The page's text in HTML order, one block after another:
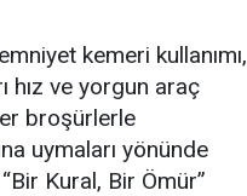
kemeri kullanımı,
hız ve yorgun araç
broşürlerle
uymaları yönünde
Kural, Bir Ömür”